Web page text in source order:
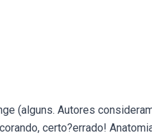
(alguns. Autores
certo?errado!